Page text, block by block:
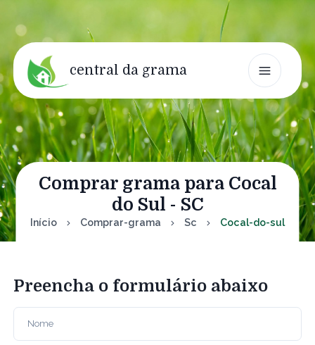
central da grama
Comprar grama para Cocal
do Sul - SC
Início Comprar-grama Sc Cocal-do-sul
Preencha o formulário abaixo